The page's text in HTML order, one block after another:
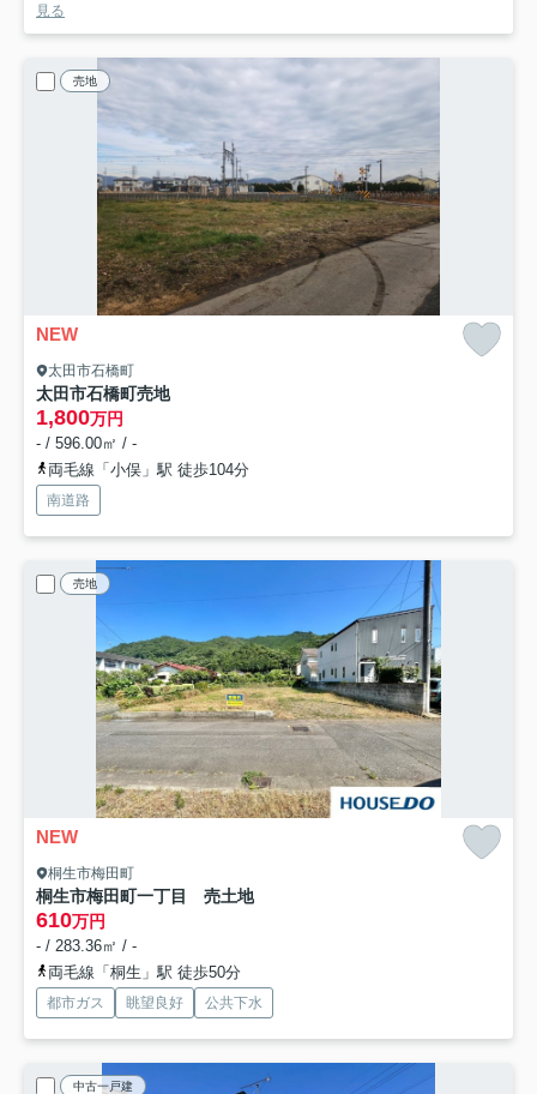
見る
売地
NEW
太田市石橋町
太田市石橋町売地
1,800万円
- / 596.00㎡ / -
両毛線「小俣」駅 徒歩104分
南道路
売地
NEW
桐生市梅田町
桐生市梅田町一丁目 売土地
610万円
- / 283.36㎡ / -
両毛線「桐生」駅 徒歩50分
都市ガス 眺望良好 公共下水
中古一戸建